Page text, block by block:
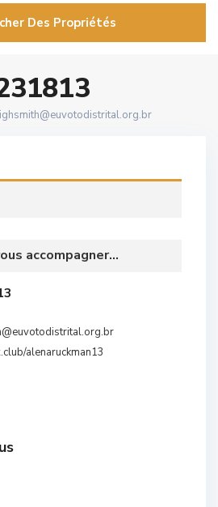
Des Propriétés
accompagner...
alenaruckman13